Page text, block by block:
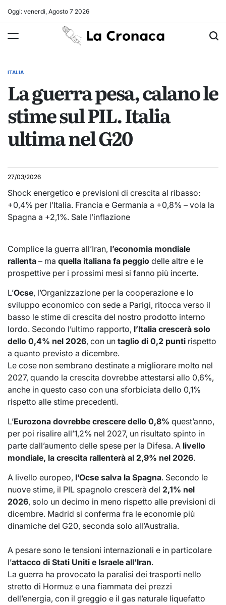
Oggi: venerdì, Agosto 7 2026
La
Cronaca
POSTED
ITALIA
La guerra pesa, calano le
stime sul PIL. Italia
ultima nel G20
27/03/2026
Shock energetico e previsioni di crescita al ribasso:
+0,4% per l’Italia. Francia e Germania a +0,8% – vola la
Spagna a +2,1%. Sale l’inflazione
Complice la guerra all’Iran, l’economia mondiale
rallenta – ma quella italiana fa peggio delle altre e le
prospettive per i prossimi mesi si fanno più incerte.
L’Ocse, l’Organizzazione per la cooperazione e lo
sviluppo economico con sede a Parigi, ritocca verso il
basso le stime di crescita del nostro prodotto interno
lordo. Secondo l’ultimo rapporto, l’Italia crescerà solo
dello 0,4% nel 2026, con un taglio di 0,2 punti rispetto
a quanto previsto a dicembre.
Le cose non sembrano destinate a migliorare molto nel
2027, quando la crescita dovrebbe attestarsi allo 0,6%,
anche in questo caso con una sforbiciata dello 0,1%
rispetto alle stime precedenti.
L’Eurozona dovrebbe crescere dello 0,8% quest’anno,
per poi risalire all’1,2% nel 2027, un risultato spinto in
parte dall’aumento delle spese per la Difesa. A livello
mondiale, la crescita rallenterà al 2,9% nel 2026.
A livello europeo, l’Ocse salva la Spagna. Secondo le
nuove stime, il PIL spagnolo crescerà del 2,1% nel
2026, solo un decimo in meno rispetto alle previsioni di
dicembre. Madrid si conferma fra le economie più
dinamiche del G20, seconda solo all’Australia.
A pesare sono le tensioni internazionali e in particolare
l’attacco di Stati Uniti e Israele all’Iran.
La guerra ha provocato la paralisi dei trasporti nello
stretto di Hormuz e una fiammata dei prezzi
dell’energia, con il greggio e il gas naturale liquefatto